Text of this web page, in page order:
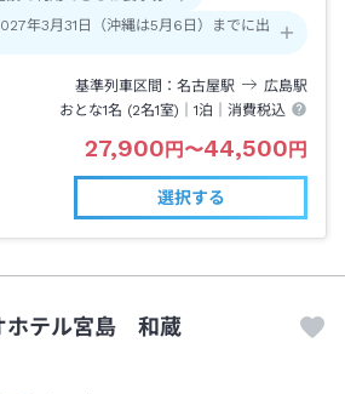
年3月31日（沖縄は5月6日）までに出
基準列車区間 名古屋駅 広島駅
おとな1名 (2名1室)｜1泊 ｜消費税込
27,900円〜44,500円
選択する
ホテル宮島 和蔵